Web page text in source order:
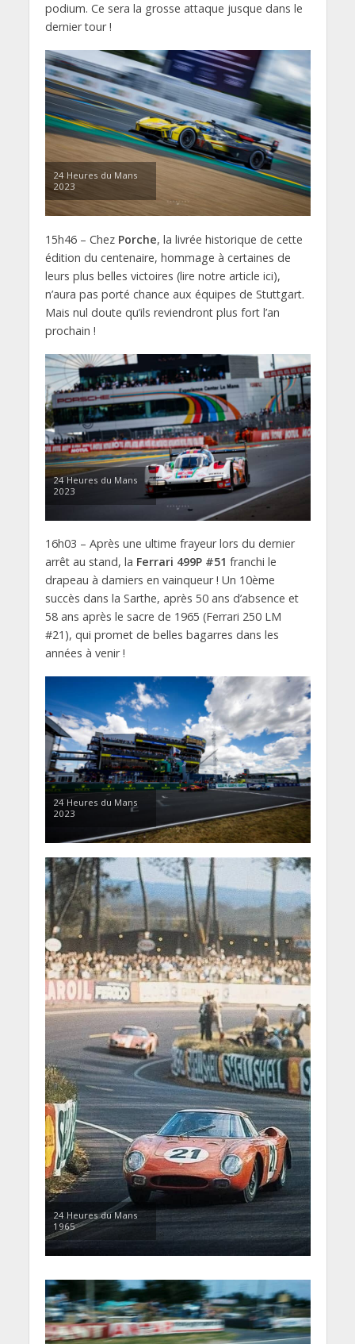
podium. Ce sera la grosse attaque jusque dans le
dernier tour !
24 Heures du Mans
2023
15h46 – Chez Porche, la livrée historique de cette
édition du centenaire, hommage à certaines de
leurs plus belles victoires (lire notre article ici),
n’aura pas porté chance aux équipes de Stuttgart.
Mais nul doute qu’ils reviendront plus fort l’an
prochain !
24 Heures du Mans
2023
16h03 – Après une ultime frayeur lors du dernier
arrêt au stand, la Ferrari 499P #51 franchi le
drapeau à damiers en vainqueur ! Un 10ème
succès dans la Sarthe, après 50 ans d’absence et
58 ans après le sacre de 1965 (Ferrari 250 LM
#21), qui promet de belles bagarres dans les
années à venir !
24 Heures du Mans
2023
24 Heures du Mans
1965